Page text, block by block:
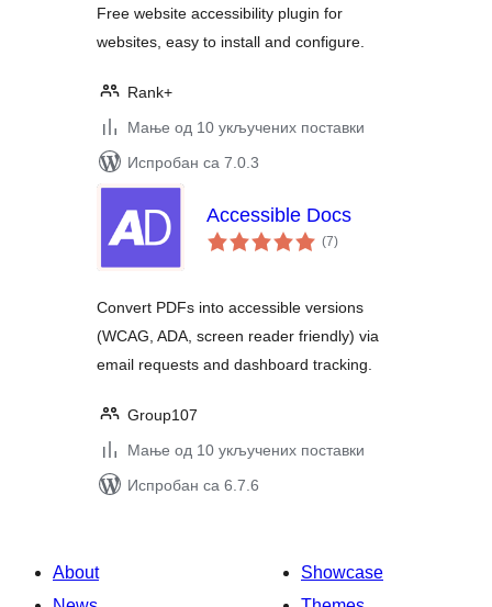
Free website accessibility plugin for
websites, easy to install and configure.
Rank+
Мање од 10 укључених поставки
Испробан са 7.0.3
Accessible Docs
(7укупних
оцена
)
Convert PDFs into accessible versions
(WCAG, ADA, screen reader friendly) via
email requests and dashboard tracking.
Group107
Мање од 10 укључених поставки
Испробан са 6.7.6
About
Showcase